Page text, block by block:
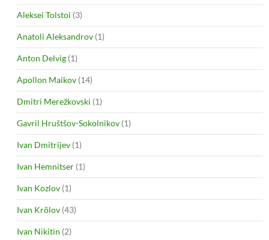
Aleksei Tolstoi (3)
Anatoli Aleksandrov (1)
Anton Delvig (1)
Apollon Maikov (14)
Dmitri Merežkovski (1)
Gavril Hruštšov-Sokolnikov (1)
Ivan Dmitrijev (1)
Ivan Hemnitser (1)
Ivan Kozlov (1)
Ivan Krõlov (43)
Ivan Nikitin (2)